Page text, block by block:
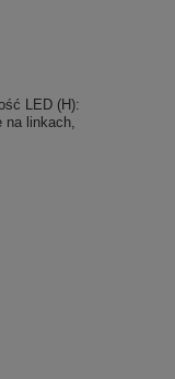
LED (H):
na linkach,